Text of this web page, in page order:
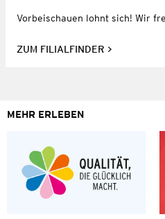
Vorbeischauen lohnt sich! Wir
ZUM FILIALFINDER
MEHR ERLEBEN